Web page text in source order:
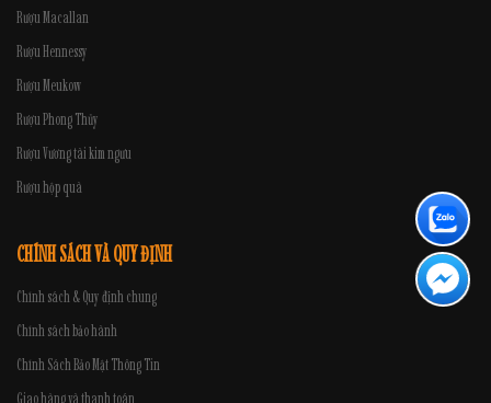
Rượu Macallan
Rượu Hennessy
Rượu Meukow
Rượu Phong Thủy
Rượu Vương tài kim ngưu
Rượu hộp quà
CHÍNH SÁCH VÀ QUY ĐỊNH
Chính sách & Quy định chung
Chính sách bảo hành
Chính Sách Bảo Mật Thông Tin
Giao hàng và thanh toán